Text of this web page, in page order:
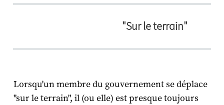
"Sur le terrain"
Lorsqu'un membre du gouvernement se déplace
"sur le terrain", il (ou elle) est presque toujours